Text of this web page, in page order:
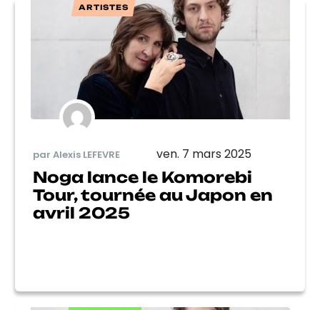
ARTISTES
par Alexis LEFEVRE ven. 7 mars 2025
Noga lance le Komorebi
Tour, tournée au Japon en
avril 2025